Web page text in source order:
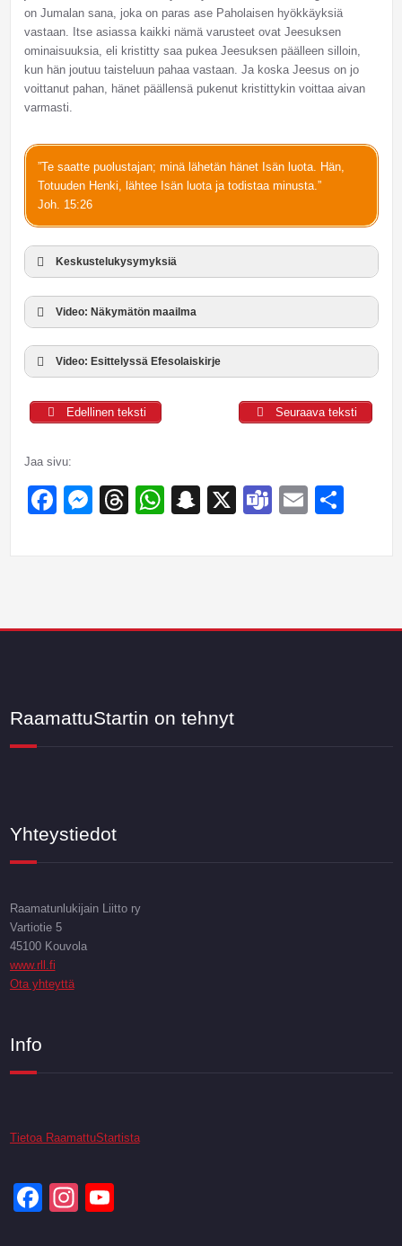
on Jumalan sana, joka on paras ase Paholaisen hyökkäyksiä
vastaan. Itse asiassa kaikki nämä varusteet ovat Jeesuksen
ominaisuuksia, eli kristitty saa pukea Jeesuksen päälleen silloin,
kun hän joutuu taisteluun pahaa vastaan. Ja koska Jeesus on jo
voittanut pahan, hänet päällensä pukenut kristittykin voittaa aivan
varmasti.
”Te saatte puolustajan; minä lähetän hänet Isän luota. Hän,
Totuuden Henki, lähtee Isän luota ja todistaa minusta.”
Joh. 15:26
Keskustelukysymyksiä
Video: Näkymätön maailma
Video: Esittelyssä Efesolaiskirje
Edellinen teksti Seuraava teksti
Jaa sivu:
Facebook
Messenger
Threads
WhatsApp
Snapchat
X TeamsEmail
RaamattuStartin on tehnyt
Yhteystiedot
Raamatunlukijain Liitto ry
Vartiotie 5
45100 Kouvola
www.rll.fi
Ota yhteyttä
Info
Tietoa RaamattuStartista
Facebook
Instagram